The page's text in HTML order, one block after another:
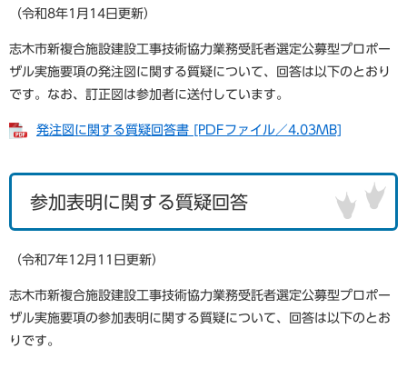
（令和8年1月14日更新）
志木市新複合施設建設工事技術協力業務受託者選定公募型プロポー
ザル実施要項の発注図に関する質疑について、回答は以下のとおり
です。なお、訂正図は参加者に送付しています。
発注図に関する質疑回答書 [PDFファイル／4.03MB]
参加表明に関する質疑回答
（令和7年12月11日更新）
志木市新複合施設建設工事技術協力業務受託者選定公募型プロポー
ザル実施要項の参加表明に関する質疑について、回答は以下のとお
りです。